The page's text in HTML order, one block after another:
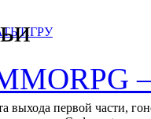
ИГРУ
выхода первой части,